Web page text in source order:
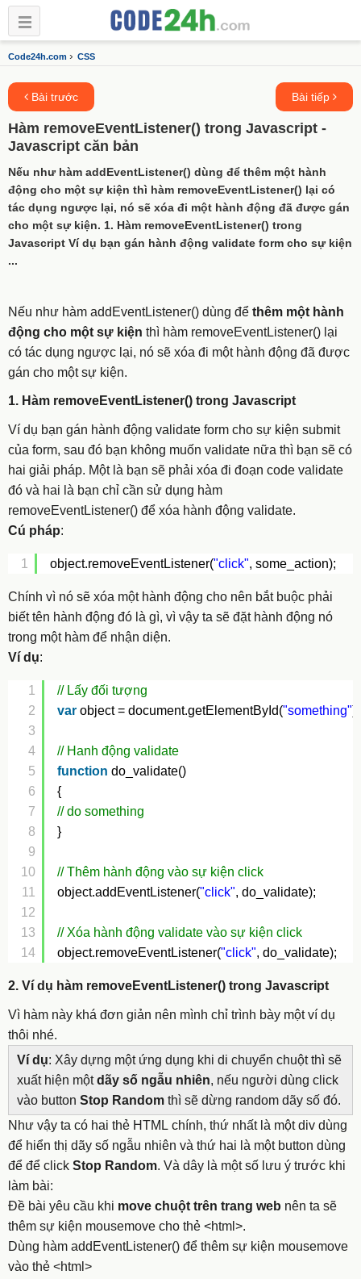
Code24h.com › CSS
Bài trước Bài tiếp
Hàm removeEventListener() trong Javascript -
Javascript căn bản
Nếu như hàm addEventListener() dùng để thêm một hành
động cho một sự kiện thì hàm removeEventListener() lại có
tác dụng ngược lại, nó sẽ xóa đi một hành động đã được gán
cho một sự kiện. 1. Hàm removeEventListener() trong
Javascript Ví dụ bạn gán hành động validate form cho sự kiện
...
Nếu như hàm addEventListener() dùng để thêm một hành
động cho một sự kiện thì hàm removeEventListener() lại
có tác dụng ngược lại, nó sẽ xóa đi một hành động đã được
gán cho một sự kiện.
1. Hàm removeEventListener() trong Javascript
Ví dụ bạn gán hành động validate form cho sự kiện submit
của form, sau đó bạn không muốn validate nữa thì bạn sẽ có
hai giải pháp. Một là bạn sẽ phải xóa đi đoạn code validate
đó và hai là bạn chỉ cần sử dụng hàm
removeEventListener() để xóa hành động validate.
Cú pháp:
1 object.removeEventListener("click", some_action);
Chính vì nó sẽ xóa một hành động cho nên bắt buộc phải
biết tên hành động đó là gì, vì vậy ta sẽ đặt hành động nó
trong một hàm để nhận diện.
Ví dụ:
1
2
3
4
5
6
7
8
9
10
11
12
13
14
// Lấy đối tượng
var object = document.getElementById("something");
// Hanh động validate
function do_validate()
{
// do something
}
// Thêm hành động vào sự kiện click
object.addEventListener("click", do_validate);
// Xóa hành động validate vào sự kiện click
object.removeEventListener("click", do_validate);
2. Ví dụ hàm removeEventListener() trong Javascript
Vì hàm này khá đơn giản nên mình chỉ trình bày một ví dụ
thôi nhé.
Ví dụ: Xây dựng một ứng dụng khi di chuyển chuột thì sẽ
xuất hiện mộtdãy số ngẫu nhiên, nếu người dùng click
vào button Stop Random thì sẽ dừng random dãy số đó.
Như vậy ta có hai thẻ HTML chính, thứ nhất là mộtdiv dùng
để hiển thị dãy số ngẫu nhiên và thứ hai là một button dùng
để để click Stop Random. Và dây là một số lưu ý trước khi
làm bài:
Đề bài yêu cầu khi move chuột trên trang web nên ta sẽ
thêm sự kiện mousemove cho thẻ <html>.
Dùng hàm addEventListener() để thêm sự kiện mousemove
vào thẻ <html >